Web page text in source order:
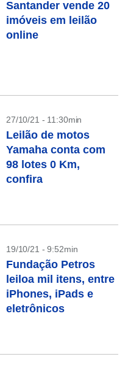
Santander vende 20
imóveis em leilão
online
27/10/21 - 11:30min
Leilão de motos
Yamaha conta com
98 lotes 0 Km,
confira
19/10/21 - 9:52min
Fundação Petros
leiloa mil itens, entre
iPhones, iPads e
eletrônicos